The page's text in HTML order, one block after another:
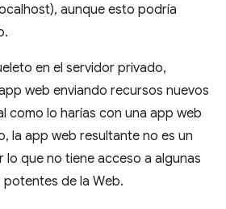
aunque esto podría
en el servidor privado,
web enviando recursos nuevos
como lo harías con una app web
la app web resultante no es un
que no tiene acceso a algunas
de la Web.